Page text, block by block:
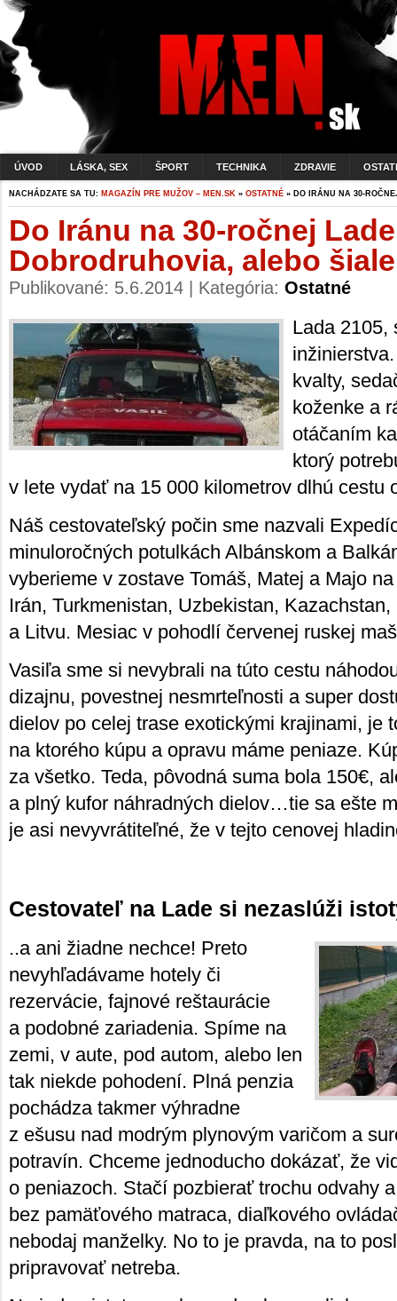
ÚVOD LÁSKA, SEX ŠPORT TECHNIKA ZDRAVIE
NACHÁDZATE SA TU: MAGAZÍN PRE MUŽOV – MEN.SK » OSTATNÉ » DO IRÁNU NA 30-
Do Iránu na 30-ročnej
Dobrodruhovia, alebo
Publikované: 5.6.2014 | Kategória: Ostatné
Lada 2105,
kvalty,
koženke a
otáčaním
ktorý
v lete vydať na 15 000 kilometrov dlhú cestu
Náš cestovateľský počin sme nazvali
minuloročných potulkách Albánskom a
vyberieme v zostave Tomáš, Matej a Majo
Irán, Turkmenistan, Uzbekistan,
a Litvu. Mesiac v pohodlí červenej ruskej
Vasiľa sme si nevybrali na túto cestu
dizajnu, povestnej nesmrteľnosti a super
dielov po celej trase exotickými krajinami, je
na ktorého kúpu a opravu máme peniaze.
za všetko. Teda, pôvodná suma bola 150€,
a plný kufor náhradných dielov…tie sa ešte
je asi nevyvrátiteľné, že v tejto cenovej
Cestovateľ na Lade si nezaslúži
..a ani žiadne nechce! Preto
nevyhľadávame hotely či
rezervácie, fajnové reštaurácie
a podobné zariadenia. Spíme na
zemi, v aute, pod autom, alebo len
tak niekde pohodení. Plná penzia
pochádza takmer výhradne
z ešusu nad modrým plynovým varičom a
potravín. Chceme jednoducho dokázať, že
o peniazoch. Stačí pozbierať trochu odvahy
bez pamäťového matraca, diaľkového
nebodaj manželky. No to je pravda, na to
pripravovať netreba.